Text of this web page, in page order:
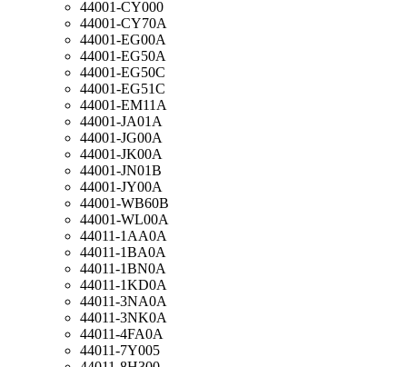
44001-CY000
44001-CY70A
44001-EG00A
44001-EG50A
44001-EG50C
44001-EG51C
44001-EM11A
44001-JA01A
44001-JG00A
44001-JK00A
44001-JN01B
44001-JY00A
44001-WB60B
44001-WL00A
44011-1AA0A
44011-1BA0A
44011-1BN0A
44011-1KD0A
44011-3NA0A
44011-3NK0A
44011-4FA0A
44011-7Y005